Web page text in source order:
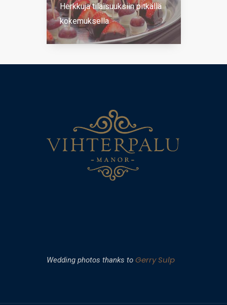
Herkkuja tilaisuuksiin pitkällä
kokemuksella
Wedding photos thanks to Gerry Sulp